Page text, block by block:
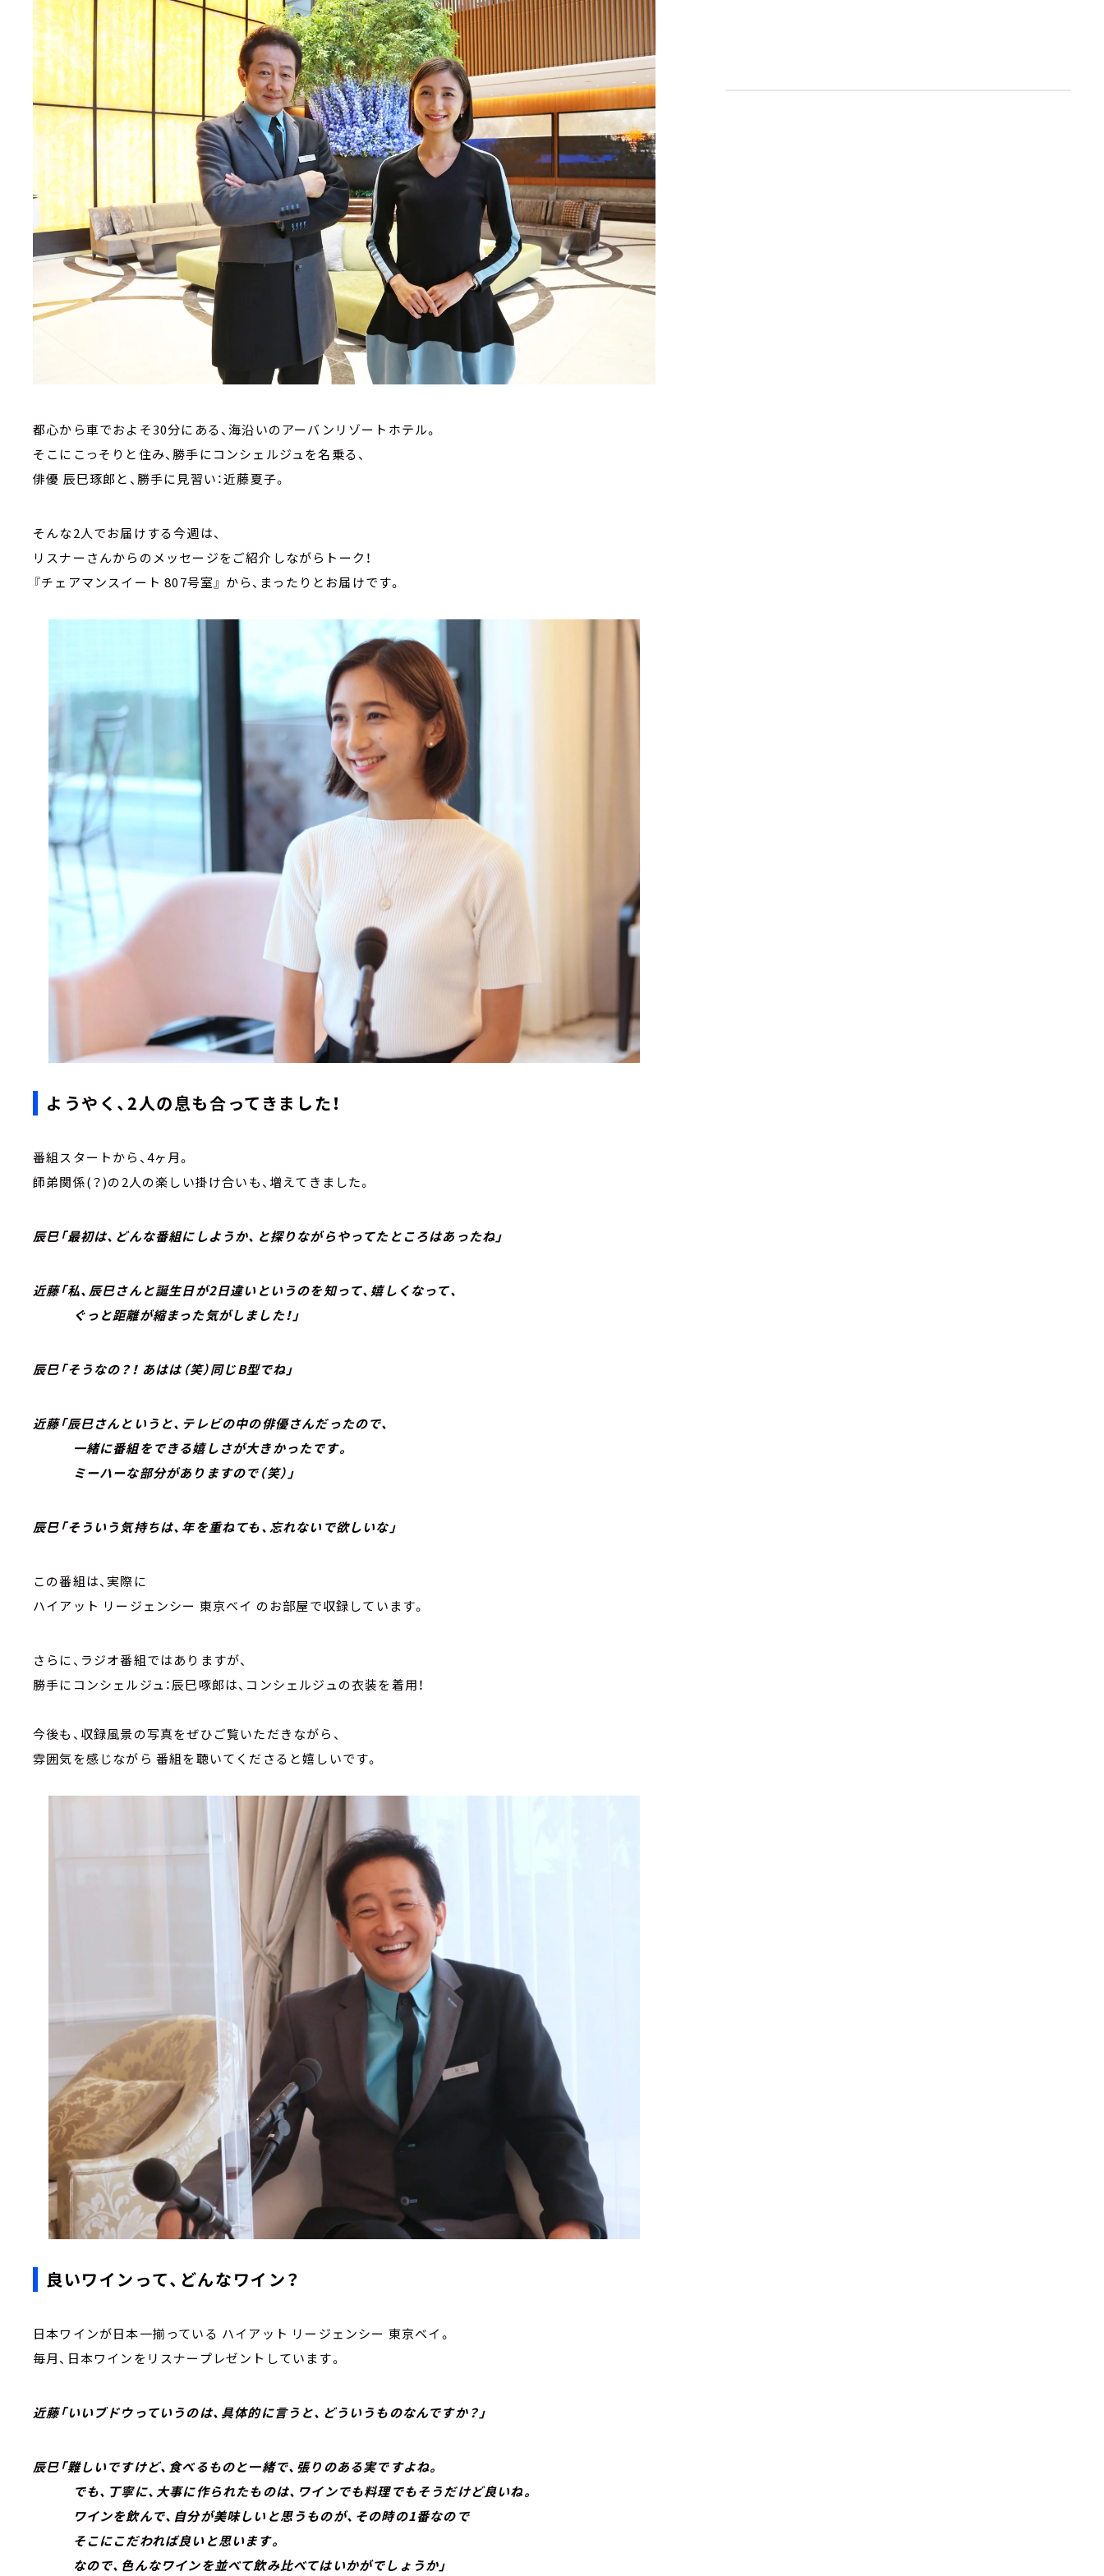
都心から車でおよそ30分にある、海沿いのアーバンリゾートホテル。
そこにこっそりと住み、勝手にコンシェルジュを名乗る、
俳優 辰巳琢郎と、勝手に見習い：近藤夏子。
そんな2人でお届けする今週は、
リスナーさんからのメッセージをご紹介しながらトーク！
『チェアマンスイート 807号室』 から、まったりとお届けです。
ようやく、2人の息も合ってきました！
番組スタートから、4ヶ月。
師弟関係(？)の2人の楽しい掛け合いも、増えてきました。
辰巳「最初は、どんな番組にしようか、と探りながらやってたところはあったね」
近藤「私、辰巳さんと誕生日が2日違いというのを知って、嬉しくなって、
ぐっと距離が縮まった気がしました！」
辰巳「そうなの？！ あはは（笑）同じB型でね」
近藤「辰巳さんというと、テレビの中の俳優さんだったので、
一緒に番組をできる嬉しさが大きかったです。
ミーハーな部分がありますので（笑）」
辰巳「そういう気持ちは、年を重ねても、忘れないで欲しいな」
この番組は、実際に
ハイアット リージェンシー 東京ベイ のお部屋で収録しています。
さらに、ラジオ番組ではありますが、
勝手にコンシェルジュ：辰巳啄郎は、コンシェルジュの衣装を着用！
今後も、収録風景の写真をぜひご覧いただきながら、
雰囲気を感じながら 番組を聴いてくださると嬉しいです。
良いワインって、どんなワイン？
日本ワインが日本一揃っている ハイアット リージェンシー 東京ベイ。
毎月、日本ワインをリスナープレゼントしています。
近藤「いいブドウっていうのは、具体的に言うと、どういうものなんですか？」
辰巳「難しいですけど、食べるものと一緒で、張りのある実ですよね。
でも、丁寧に、大事に作られたものは、ワインでも料理でもそうだけど良いね。
ワインを飲んで、自分が美味しいと思うものが、その時の1番なので
そこにこだわれば良いと思います。
なので、色んなワインを並べて飲み比べてはいかがでしょうか」